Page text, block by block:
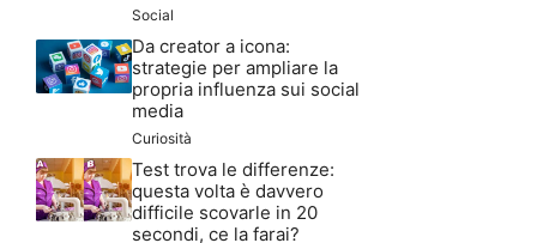
Social
Da creator a icona:
strategie per ampliare la
propria influenza sui social
media
Curiosità
Test trova le differenze:
questa volta è davvero
difficile scovarle in 20
secondi, ce la farai?